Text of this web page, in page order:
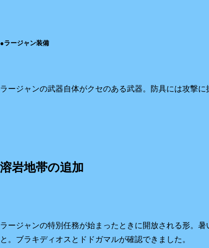
●ラージャン装備
ラージャンの武器自体がクセのある武器。防具には攻撃に
溶岩地帯の追加
ラージャンの特別任務が始まったときに開放される形。
と。ブラキディオスとドドガマルが確認できました。